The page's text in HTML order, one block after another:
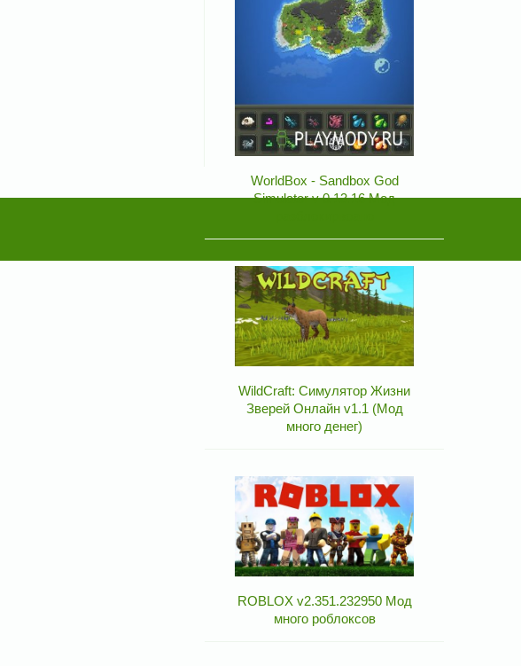
WorldBox - Sandbox God
Simulator v 0.13.16 Мод
WildCraft: Симулятор Жизни
Зверей Онлайн v1.1 (Мод
много денег)
ROBLOX v2.351.232950 Мод
много роблоксов